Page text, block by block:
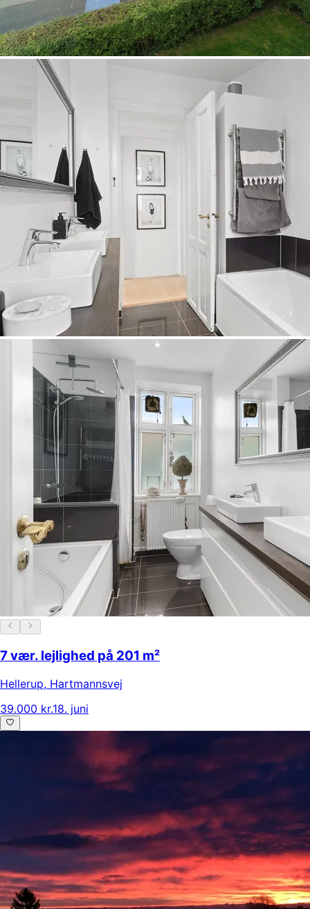
7 vær. lejlighed på 201 m²
Hellerup, Hartmannsvej
39.000 kr.18. juni